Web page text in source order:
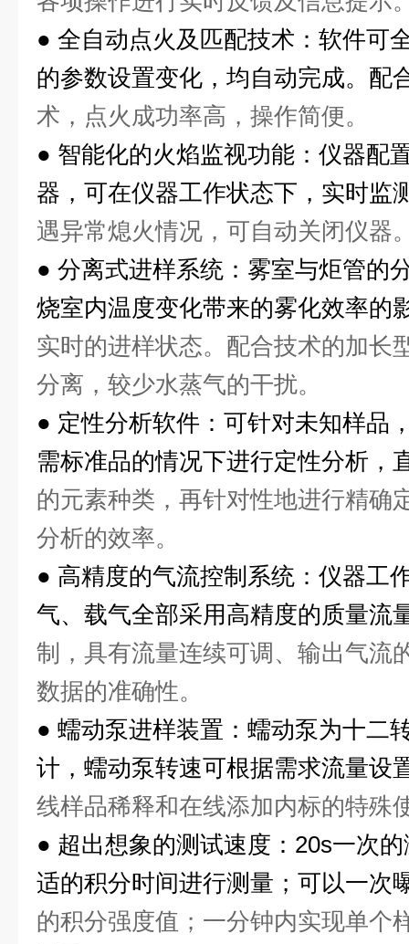
● 全自动点火及匹配技术：软件可
的参数设置变化，均自动完成。配
术，点火成功率高，操作简便。
● 智能化的火焰监视功能：仪器配
器，可在仪器工作状态下，实时监
遇异常熄火情况，可自动关闭仪器
● 分离式进样系统：雾室与炬管的
烧室内温度变化带来的雾化效率的
实时的进样状态。配合技术的加长
分离，较少水蒸气的干扰。
● 定性分析软件：可针对未知样品
需标准品的情况下进行定性分析，
的元素种类，再针对性地进行精确
分析的效率。
● 高精度的气流控制系统：仪器工
气、载气全部采用高精度的质量流
制，具有流量连续可调、输出气流
数据的准确性。
● 蠕动泵进样装置：蠕动泵为十二
计，蠕动泵转速可根据需求流量设
线样品稀释和在线添加内标的特殊
● 超出想象的测试速度： 20s一次
适的积分时间进行测量；可以一次
的积分强度值；一分钟内实现单个